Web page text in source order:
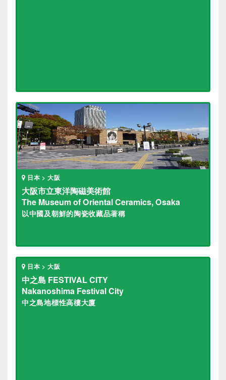
日本 > 大阪
大阪市立東洋陶磁美術館
The Museum of Oriental Ceramics, Osaka
以中國及朝鮮的陶瓷收藏品著稱
日本 > 大阪
中之島 FESTIVAL CITY
Nakanoshima Festival City
中之島地標性高樓大廈